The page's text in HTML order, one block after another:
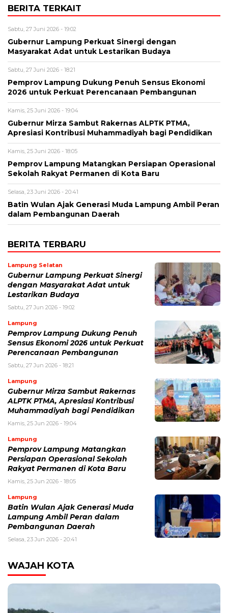
BERITA TERKAIT
Sabtu, 27 Juni 2026 - 19:02
Gubernur Lampung Perkuat Sinergi dengan
Masyarakat Adat untuk Lestarikan Budaya
Sabtu, 27 Juni 2026 - 18:21
Pemprov Lampung Dukung Penuh Sensus Ekonomi
2026 untuk Perkuat Perencanaan Pembangunan
Kamis, 25 Juni 2026 - 19:04
Gubernur Mirza Sambut Rakernas ALPTK PTMA,
Apresiasi Kontribusi Muhammadiyah bagi Pendidikan
Kamis, 25 Juni 2026 - 18:05
Pemprov Lampung Matangkan Persiapan Operasional
Sekolah Rakyat Permanen di Kota Baru
Selasa, 23 Juni 2026 - 20:41
Batin Wulan Ajak Generasi Muda Lampung Ambil Peran
dalam Pembangunan Daerah
BERITA TERBARU
Lampung Selatan
Gubernur Lampung Perkuat Sinergi
dengan Masyarakat Adat untuk
Lestarikan Budaya
Sabtu, 27 Jun 2026 - 19:02
Lampung
Pemprov Lampung Dukung Penuh
Sensus Ekonomi 2026 untuk Perkuat
Perencanaan Pembangunan
Sabtu, 27 Jun 2026 - 18:21
Lampung
Gubernur Mirza Sambut Rakernas
ALPTK PTMA, Apresiasi Kontribusi
Muhammadiyah bagi Pendidikan
Kamis, 25 Jun 2026 - 19:04
Lampung
Pemprov Lampung Matangkan
Persiapan Operasional Sekolah
Rakyat Permanen di Kota Baru
Kamis, 25 Jun 2026 - 18:05
Lampung
Batin Wulan Ajak Generasi Muda
Lampung Ambil Peran dalam
Pembangunan Daerah
Selasa, 23 Jun 2026 - 20:41
WAJAH KOTA